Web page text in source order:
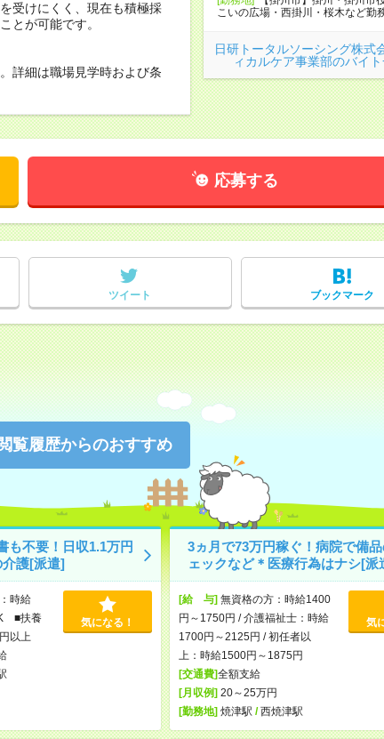
受けにくく、現在も積極採
とが可能です。
詳細は職場見学時および条
こいの広場・西掛川・桜木など勤
日研トータルソーシング株
ィカルケア事業部のバイ
応募する
ツイート ブックマーク
覧履歴からのおすすめ
も不要！日収1.1万円
介護[派遣]
時給
■扶養
以上
気になる！
3ヵ月で73万円稼ぐ！病院で備
ェックなど＊医療行為はナシ[派
[給 与]無資格の方：時給1400
円～1750円 / 介護福祉士：時給
1700円～2125円 / 初任者以
上：時給1500円～1875円
[交通費]全額支給
[月収例]20～25万円
[勤務地]焼津駅 /西焼津駅
気